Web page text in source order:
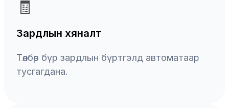
🧾
Зардлын хяналт
Төлбөр бүр зардлын бүртгэлд автоматаар
тусгагдана.